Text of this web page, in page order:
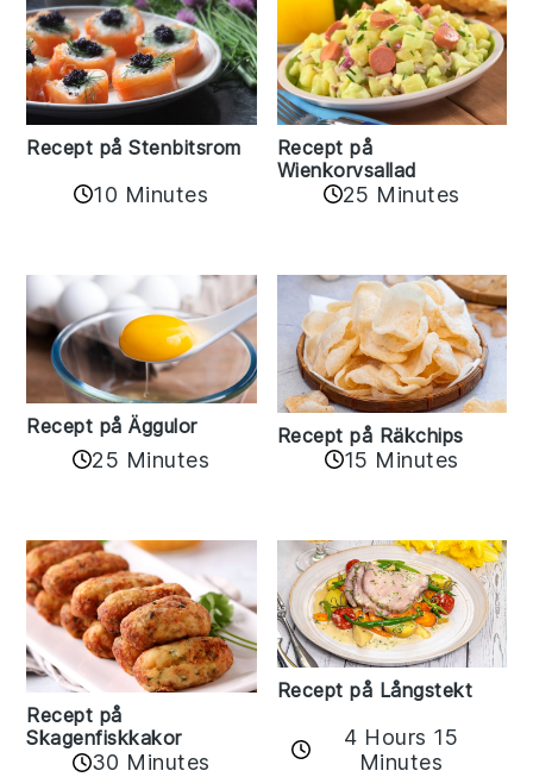
Recept på Stenbitsrom
10 Minutes
Recept på
Wienkorvsallad
25 Minutes
Recept på Äggulor
25 Minutes
Recept på Räkchips
15 Minutes
Recept på
Skagenfiskkakor
30 Minutes
Recept på Långstekt
4 Hours 15
Minutes